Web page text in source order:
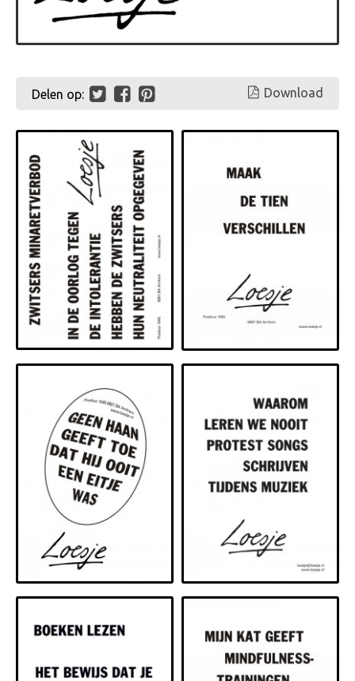
Delen op: Download